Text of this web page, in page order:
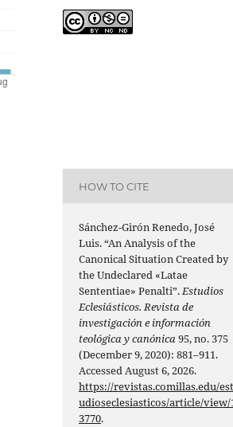
HOW TO CITE
Sánchez-Girón Renedo, José
Luis. “An Analysis of the
Canonical Situation Created by
the Undeclared «Latae
Sententiae» Penalti”.Estudios
Eclesiásticos. Revista de
investigación e información
teológica y canónica95, no. 375
(December 9, 2020): 881–911.
Accessed August 6, 2026.
https://revistas.comillas.edu/
udioseclesiasticos/article/view/
3770.